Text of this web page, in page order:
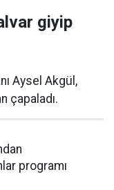
giyip
Aysel Akgül,
çapaladı.
programı